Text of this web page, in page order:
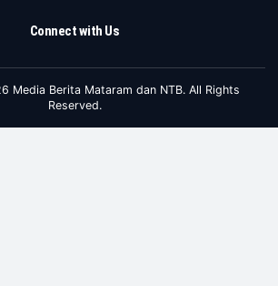
Connect with Us
Media Berita Mataram dan NTB. All Rights
Reserved.